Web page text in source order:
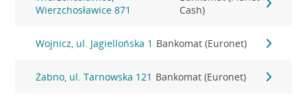
Wierzchosławice 871
Cash)
Wojnicz, ul. Jagiellońska 1 Bankomat (Euronet)
Żabno, ul. Tarnowska 121 Bankomat (Euronet)